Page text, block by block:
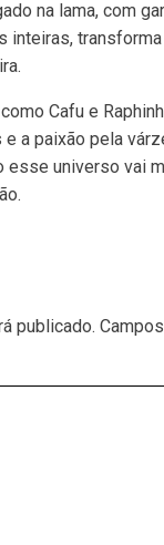
na lama, com
inteiras,
Cafu e
a paixão pela
esse universo vai
publicado.